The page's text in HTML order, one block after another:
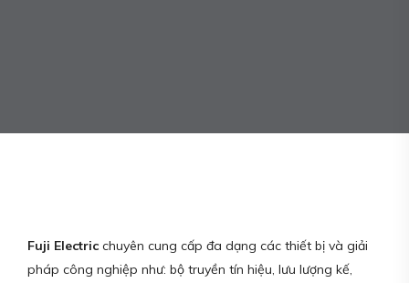
Fuji Electric chuyên cung cấp đa dạng các thiết bị và giải
pháp công nghiệp như: bộ truyền tín hiệu, lưu lượng kế,